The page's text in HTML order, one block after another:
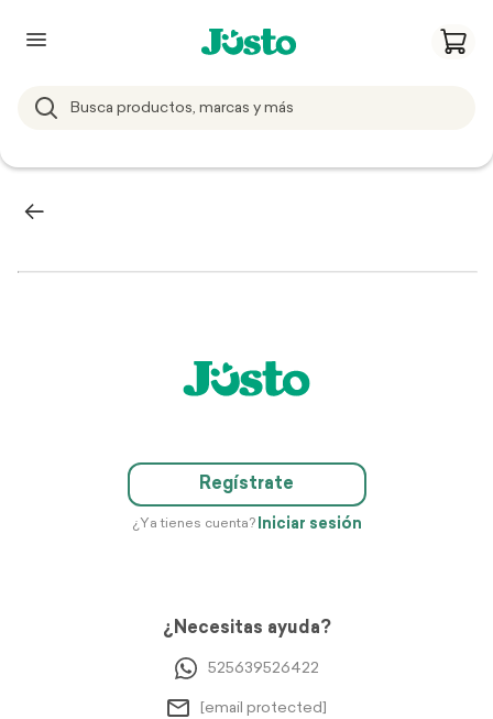
Regístrate
¿Ya tienes cuenta? Iniciar sesión
¿Necesitas ayuda?
525639526422
[email protected]